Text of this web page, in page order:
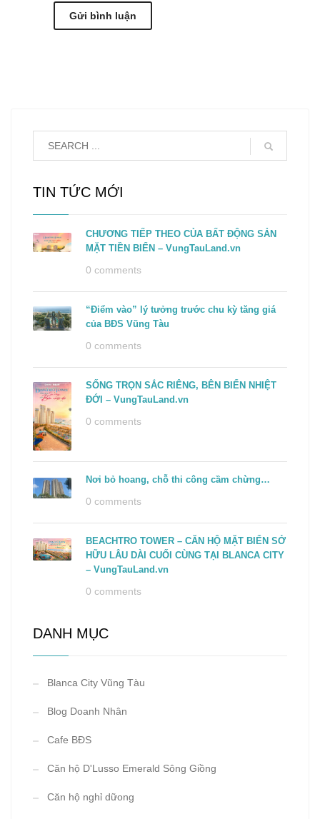
TIN TỨC MỚI
CHƯƠNG TIẾP THEO CỦA BẤT ĐỘNG SẢN
MẶT TIỀN BIỂN – VungTauLand.vn
0 comments
“Điểm vào” lý tưởng trước chu kỳ tăng giá
của BĐS Vũng Tàu
0 comments
SỐNG TRỌN SẮC RIÊNG, BÊN BIỂN NHIỆT
ĐỚI – VungTauLand.vn
0 comments
Nơi bỏ hoang, chỗ thi công cầm chừng…
0 comments
BEACHTRO TOWER – CĂN HỘ MẶT BIỂN SỞ
HỮU LÂU DÀI CUỐI CÙNG TẠI BLANCA CITY
– VungTauLand.vn
0 comments
DANH MỤC
Blanca City Vũng Tàu
Blog Doanh Nhân
Cafe BĐS
Căn hộ D'Lusso Emerald Sông Giồng
Căn hộ nghỉ dữong